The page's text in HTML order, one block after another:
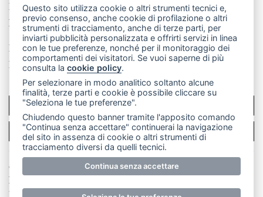
La redazione
CasateOnline LeccoOnline
RSS
Made by VIP
Privacy policy
Cookie policy
Rivedi le tue scelte sui cookie
SCRIVICI
PER LA TUA PUBBLICITÀ
© Copyright Merateonline S.r.l. - Tutti i diritti riservati.
E' proibita la riproduzione e pubblicazione anche
parziale di testi, articoli e immagini senza la
Questo sito utilizza cookie o altri strumenti tecnici e,
previo consenso, anche cookie di profilazione o altri
strumenti di tracciamento, anche di terze parti, per
inviarti pubblicità personalizzata e offrirti servizi in linea
con le tue preferenze, nonché per il monitoraggio dei
comportamenti dei visitatori. Se vuoi saperne di più
consulta lacookie policy.
Per selezionare in modo analitico soltanto alcune
finalità, terze parti e cookie è possibile cliccare su
"Seleziona le tue preferenze".
Chiudendo questo banner tramite l'apposito comando
"Continua senza accettare" continuerai la navigazione
del sito in assenza di cookie o altri strumenti di
tracciamento diversi da quelli tecnici.
Continua senza accettare